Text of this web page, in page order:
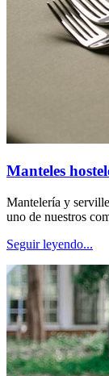
Manteles
Mantelería y
uno de nuestros
Seguir leyendo...